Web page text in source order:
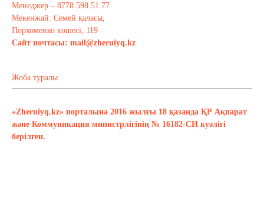
Менеджер – 8778 598 51 77
Мекенжай: Семей қаласы,
Порхоменко көшесі, 119
Сайт почтасы: mail@zheruiyq.kz
Жоба туралы
«Zheruiyq.kz» порталына 2016 жылғы 18 қазанда ҚР Ақпарат
және Коммуникация министрлігінің № 16182-СИ куәлігі
берілген.